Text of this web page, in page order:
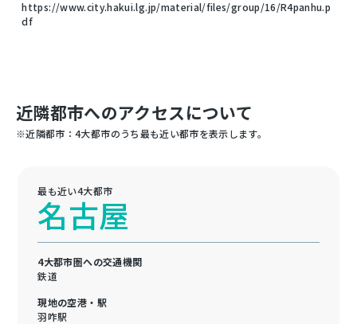
https://www.city.hakui.lg.jp/material/files/group/16/R4panhu.p
df
近隣都市へのアクセスについて
※近隣都市：4大都市のうち最も近い都市を表示します。
最も近い4大都市
名古屋
4大都市圏への交通機関
鉄道
現地の空港・駅
羽咋駅